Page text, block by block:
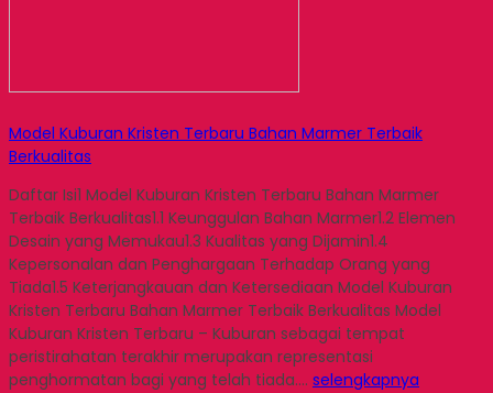
Model Kuburan Kristen Terbaru Bahan Marmer Terbaik
Berkualitas
Daftar Isi1 Model Kuburan Kristen Terbaru Bahan Marmer
Terbaik Berkualitas1.1 Keunggulan Bahan Marmer1.2 Elemen
Desain yang Memukau1.3 Kualitas yang Dijamin1.4
Kepersonalan dan Penghargaan Terhadap Orang yang
Tiada1.5 Keterjangkauan dan Ketersediaan Model Kuburan
Kristen Terbaru Bahan Marmer Terbaik Berkualitas Model
Kuburan Kristen Terbaru – Kuburan sebagai tempat
peristirahatan terakhir merupakan representasi
penghormatan bagi yang telah tiada…. selengkapnya